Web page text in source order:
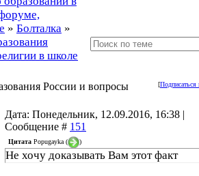
» Болталка »
в школе
[Подписаться
России и вопросы
Дата: Понедельник, 12.09.2016, 16:38 |
Сообщение # 151
Цитата Popugayka ( )
Не хочу доказывать Вам этот факт